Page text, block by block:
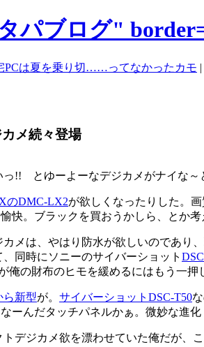
パブログ"
PCは夏を乗り切……ってなかったカモ |
メ続々登場
!! とゆーよーなデジカメがナイな～
のDMC-LX2が欲しくなったりした。
快。ブラックを買おうかしら、とか考
メは、やはり防水が欲しいのであり
同時にソニーのサイバーショット
俺の財布のヒモを緩めるにはもう一押
ら新型が。 サイバーショットDSC-T50
んだタッチパネルかぁ。微妙な進化
デジカメ欲を漂わせていた俺だが、